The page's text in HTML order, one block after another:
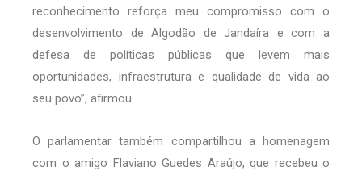
reconhecimento reforça meu compromisso com o
desenvolvimento de Algodão de Jandaíra e com a
defesa de políticas públicas que levem mais
oportunidades, infraestrutura e qualidade de vida ao
seu povo”, afirmou.
O parlamentar também compartilhou a homenagem
com o amigo Flaviano Guedes Araújo, que recebeu o